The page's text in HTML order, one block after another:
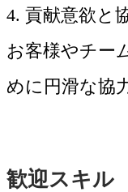
4. 貢献意欲と
お客様やチー
めに円滑な協
歓迎スキル